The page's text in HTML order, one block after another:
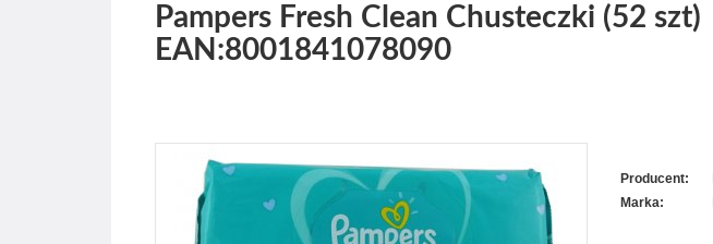
Pampers Fresh Clean Chusteczki (52 szt)
EAN:8001841078090
Producent:
Marka: